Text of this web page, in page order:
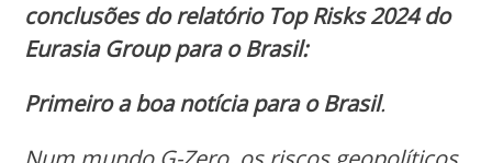
conclusões do relatório Top Risks 2024 do
Eurasia Group para o Brasil:
Primeiro a boa notícia para o Brasil.